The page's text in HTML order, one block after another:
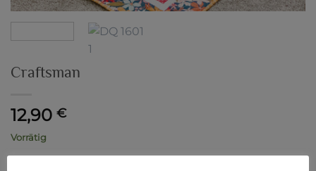
Craftsman
12,90 €
Vorrätig